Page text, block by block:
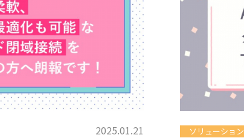
2025.01.21 ソリューション